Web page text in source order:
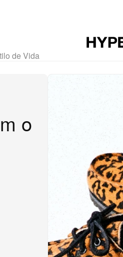
de Vida
o